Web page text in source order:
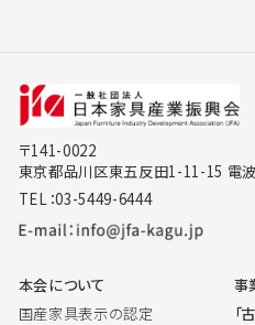
〒141-0022
東京都品川区東五反田1-11-15 電
TEL：03-5449-6444
本会について
国産家具表示の認定
事
「